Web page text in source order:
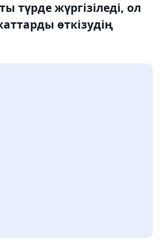
түрде жүргізіледі, ол
өткізудің